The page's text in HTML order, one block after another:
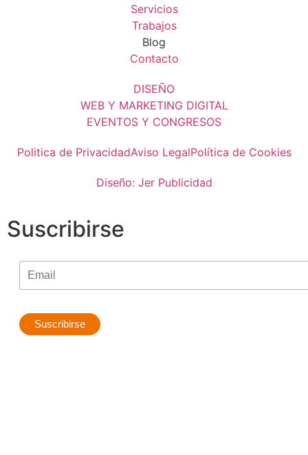
Servicios
Trabajos
Blog
Contacto
DISEÑO
WEB Y MARKETING DIGITAL
EVENTOS Y CONGRESOS
Politica de PrivacidadAviso LegalPolítica de Cookies
Diseño: Jer Publicidad
Suscribirse